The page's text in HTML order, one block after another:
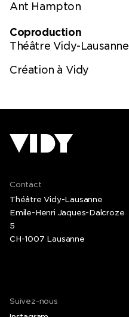
Ant Hampton
Coproduction
Théâtre Vidy-Lausanne
Création à Vidy
Contact
Théâtre Vidy-Lausanne
Emile-Henri Jaques-Dalcroze
5
CH-1007 Lausanne
Suivez-nous